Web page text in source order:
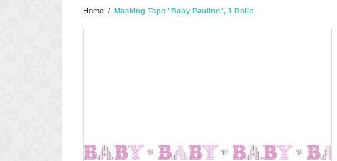
Home / Masking Tape "Baby Pauline", 1 Rolle